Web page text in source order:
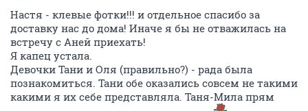
Настя - клевые фотки!!! и отдельное спасибо за
доставку нас до дома! Иначе я бы не отважилась на
встречу с Аней приехать!
Я капец устала.
Девочки Тани и Оля (правильно?) - рада была
познакомиться. Тани обе оказались совсем не такими
какими я их себе представляла. Таня-Мила прям